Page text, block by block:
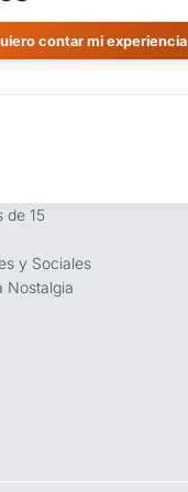
contar mi experiencia
de 15
y Sociales
Nostalgia